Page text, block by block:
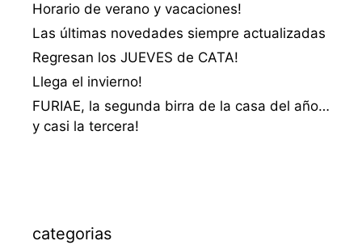
Horario de verano y vacaciones!
Las últimas novedades siempre actualizadas
Regresan los JUEVES de CATA!
Llega el invierno!
FURIAE, la segunda birra de la casa del año…
y casi la tercera!
categorias